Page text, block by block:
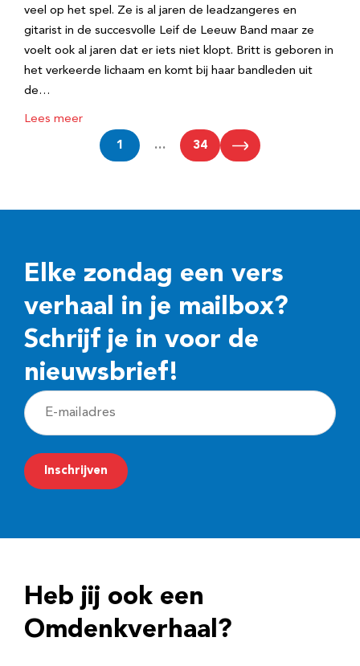
veel op het spel. Ze is al jaren de leadzangeres en
gitarist in de succesvolle Leif de Leeuw Band maar ze
voelt ook al jaren dat er iets niet klopt. Britt is geboren in
het verkeerde lichaam en komt bij haar bandleden uit
de…
Lees meer
1 … 34
Elke zondag een vers
verhaal in je mailbox?
Schrijf je in voor de
nieuwsbrief!
E
-
m
a
r
e
Inschrijven
Heb jij ook een
Omdenkverhaal?